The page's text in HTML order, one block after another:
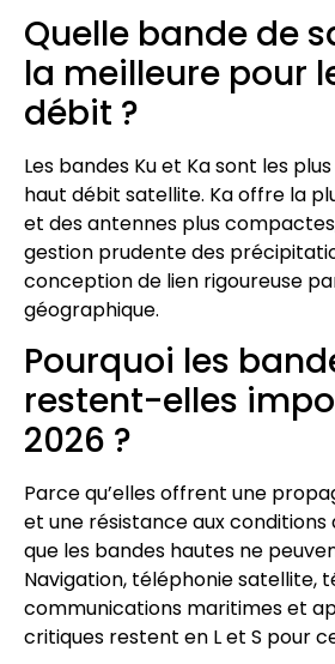
Quelle bande de
la meilleure pour
débit ?
Les bandes Ku et Ka sont les
haut débit satellite. Ka offre la
et des antennes plus
gestion prudente des
conception de lien rigoureuse
géographique.
Pourquoi les
restent-elles
2026 ?
Parce qu’elles offrent une
et une résistance aux
que les bandes hautes ne
Navigation, téléphonie satellite,
communications maritimes et
critiques restent en L et S pour